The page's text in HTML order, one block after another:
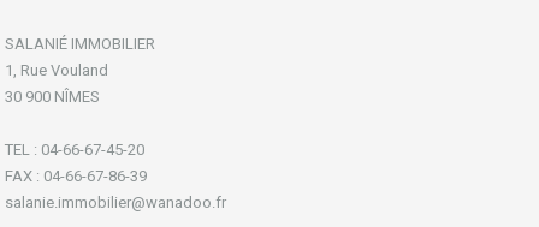
SALANIÉ IMMOBILIER
1, Rue Vouland
30 900 NÎMES
TEL : 04-66-67-45-20
FAX : 04-66-67-86-39
salanie.immobilier@wanadoo.fr